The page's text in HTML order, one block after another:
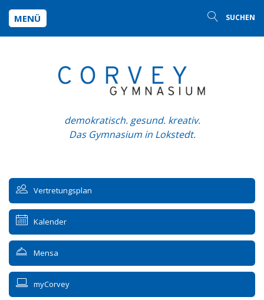
MENÜ SUCHEN
demokratisch. gesund. kreativ.
Das Gymnasium in Lokstedt.
Vertretungsplan
Kalender
Mensa
myCorvey